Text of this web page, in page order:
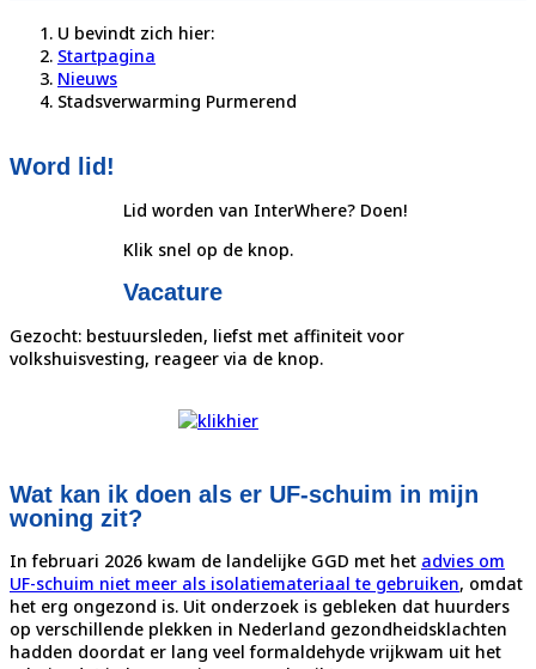
U bevindt zich hier:
Startpagina
Nieuws
Stadsverwarming Purmerend
Word lid!
Lid worden van InterWhere? Doen!
Klik snel op de knop.
Vacature
Gezocht: bestuursleden, liefst met affiniteit voor
volkshuisvesting, reageer via de knop.
Wat kan ik doen als er UF-schuim in mijn
woning zit?
In februari 2026 kwam de landelijke GGD met het advies om
UF-schuim niet meer als isolatiemateriaal te gebruiken, omdat
het erg ongezond is. Uit onderzoek is gebleken dat huurders
op verschillende plekken in Nederland gezondheidsklachten
hadden doordat er lang veel formaldehyde vrijkwam uit het